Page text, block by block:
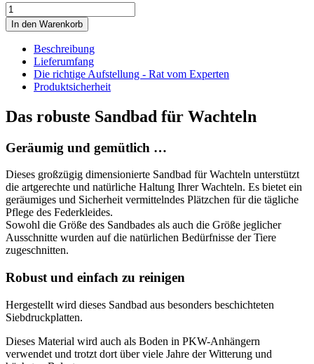
Wachtel
Sandbad
-
spezielles
Design
Wachteln
entwickelt
Menge
In den Warenkorb
Beschreibung
Lieferumfang
Die richtige Aufstellung - Rat vom Experten
Produktsicherheit
Das robuste Sandbad für Wachteln
Geräumig und gemütlich …
Dieses großzügig dimensionierte Sandbad für Wachteln unterstützt
die artgerechte und natürliche Haltung Ihrer Wachteln. Es bietet ein
geräumiges und Sicherheit vermittelndes Plätzchen für die tägliche
Pflege des Federkleides.
Sowohl die Größe des Sandbades als auch die Größe jeglicher
Ausschnitte wurden auf die natürlichen Bedürfnisse der Tiere
zugeschnitten.
Robust und einfach zu reinigen
Hergestellt wird dieses Sandbad aus besonders beschichteten
Siebdruckplatten.
Dieses Material wird auch als Boden in PKW-Anhängern
verwendet und trotzt dort über viele Jahre der Witterung und